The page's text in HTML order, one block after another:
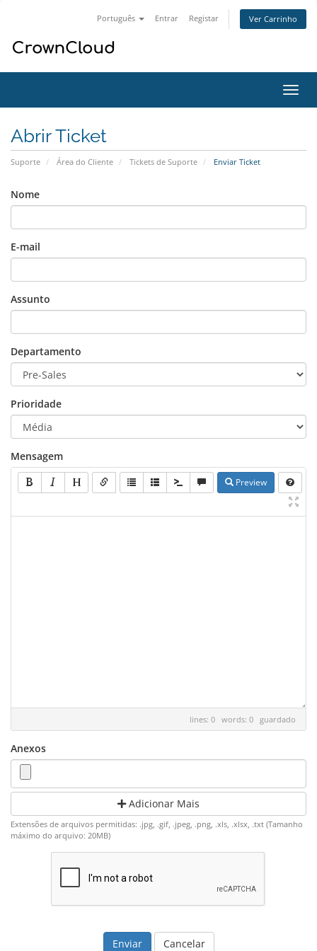
Português Entrar Registar Ver Carrinho
Abrir Ticket
Suporte Área do Cliente Tickets de Suporte Enviar Ticket
Nome
E-mail
Assunto
Departamento
Prioridade
Mensagem
Preview
lines: 0 words: 0 guardado
Anexos
Adicionar Mais
Extensões de arquivos permitidas: .jpg, .gif, .jpeg, .png, .xls, .xlsx, .txt (Tamanho
máximo do arquivo: 20MB)
Cancelar